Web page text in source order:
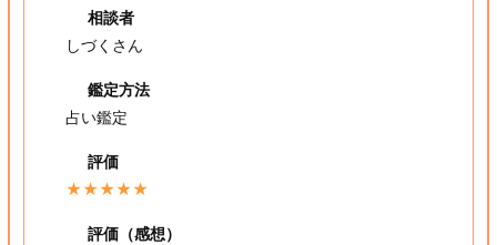
相談者
しづくさん
鑑定方法
占い鑑定
評価
★★★★★
評価（感想）